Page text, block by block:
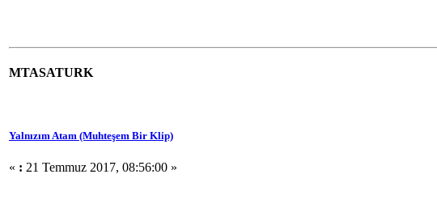
MTASATURK
Yalnızım Atam (Muhteşem Bir Klip)
« : 21 Temmuz 2017, 08:56:00 »